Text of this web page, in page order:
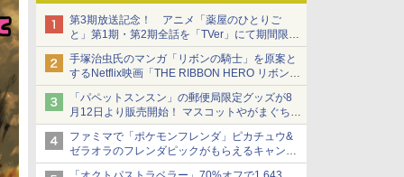
第3期放送記念！ アニメ「薬屋のひとりご
と」第1期・第2期全話を「TVer」にて期間限定
で順次無料配信開始
手塚治虫氏のマンガ「リボンの騎士」を原案と
するNetflix映画「THE RIBBON HERO リボンヒ
ーロー」本日配信開始
「パペットスンスン」の郵便局限定グッズが8
月12日より販売開始！ マスコットやがまぐち、
レターセットなどが登場
ファミマで「ポケモンフレンダ」ピカチュウ&
ゼラオラのフレンダピックがもらえるキャンペ
ーン開催！